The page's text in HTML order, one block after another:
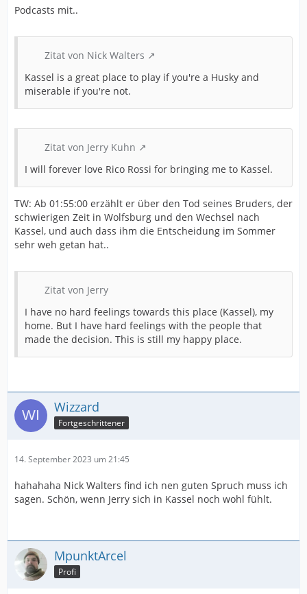
Podcasts mit..
Zitat von Nick Walters
Kassel is a great place to play if you're a Husky and
miserable if you're not.
Zitat von Jerry Kuhn
I will forever love Rico Rossi for bringing me to Kassel.
TW: Ab 01:55:00 erzählt er über den Tod seines Bruders, der
schwierigen Zeit in Wolfsburg und den Wechsel nach
Kassel, und auch dass ihm die Entscheidung im Sommer
sehr weh getan hat..
Zitat von Jerry
I have no hard feelings towards this place (Kassel), my
home. But I have hard feelings with the people that
made the decision. This is still my happy place.
Wizzard
Fortgeschrittener
14. September 2023 um 21:45
hahahaha Nick Walters find ich nen guten Spruch muss ich
sagen. Schön, wenn Jerry sich in Kassel noch wohl fühlt.
MpunktArcel
Profi